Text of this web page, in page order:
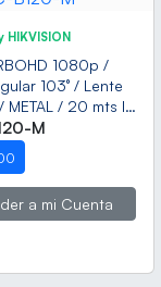
HIKVISION
1080p /
103° / Lente
METAL / 20 mts IR
IP66 /
AHD-CVI-
M
a mi Cuenta